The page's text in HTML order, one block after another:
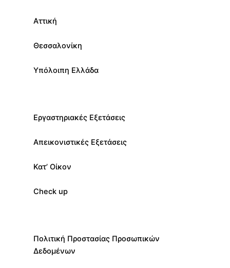
Αττική
Θεσσαλονίκη
Υπόλοιπη Ελλάδα
Εργαστηριακές Εξετάσεις
Απεικονιστικές Εξετάσεις
Κατ’ Οίκον
Check up
Πολιτική Προστασίας Προσωπικών
Δεδομένων